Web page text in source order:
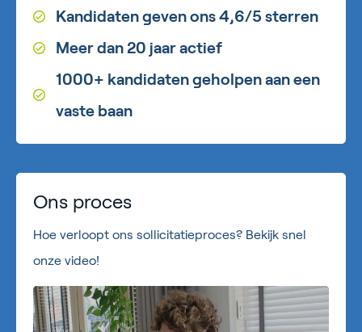
Kandidaten geven ons 4,6/5 sterren
Meer dan 20 jaar actief
1000+ kandidaten geholpen aan een
vaste baan
Ons proces
Hoe verloopt ons sollicitatieproces? Bekijk snel
onze video!